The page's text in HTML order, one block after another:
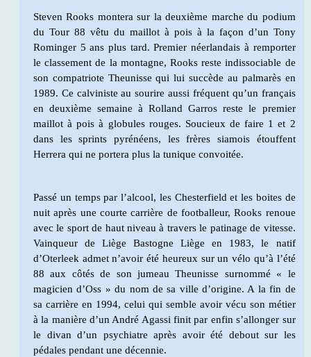
Steven Rooks montera sur la deuxième marche du podium
du Tour 88 vêtu du maillot à pois à la façon d’un Tony
Rominger 5 ans plus tard. Premier néerlandais à remporter
le classement de la montagne, Rooks reste indissociable de
son compatriote Theunisse qui lui succède au palmarès en
1989. Ce calviniste au sourire aussi fréquent qu’un français
en deuxième semaine à Rolland Garros reste le premier
maillot à pois à globules rouges. Soucieux de faire 1 et 2
dans les sprints pyrénéens, les frères siamois étouffent
Herrera qui ne portera plus la tunique convoitée.
Passé un temps par l’alcool, les Chesterfield et les boites de
nuit après une courte carrière de footballeur, Rooks renoue
avec le sport de haut niveau à travers le patinage de vitesse.
Vainqueur de Liège Bastogne Liège en 1983, le natif
d’Oterleek admet n’avoir été heureux sur un vélo qu’à l’été
88 aux côtés de son jumeau Theunisse surnommé « le
magicien d’Oss » du nom de sa ville d’origine. A la fin de
sa carrière en 1994, celui qui semble avoir vécu son métier
à la manière d’un André Agassi finit par enfin s’allonger sur
le divan d’un psychiatre après avoir été debout sur les
pédales pendant une décennie.